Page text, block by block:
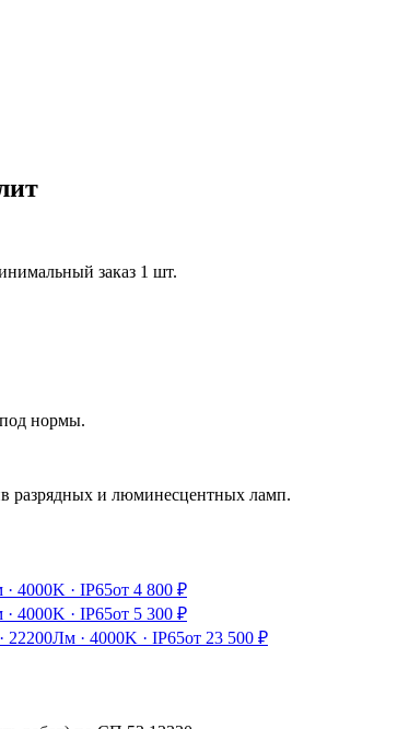
заказ 1 шт.
нормы.
разрядных и люминесцентных ламп.
· 4000K · IP65от 4 800 ₽
· 4000K · IP65от 5 300 ₽
· 22200Лм · 4000K · IP65от 23 500 ₽